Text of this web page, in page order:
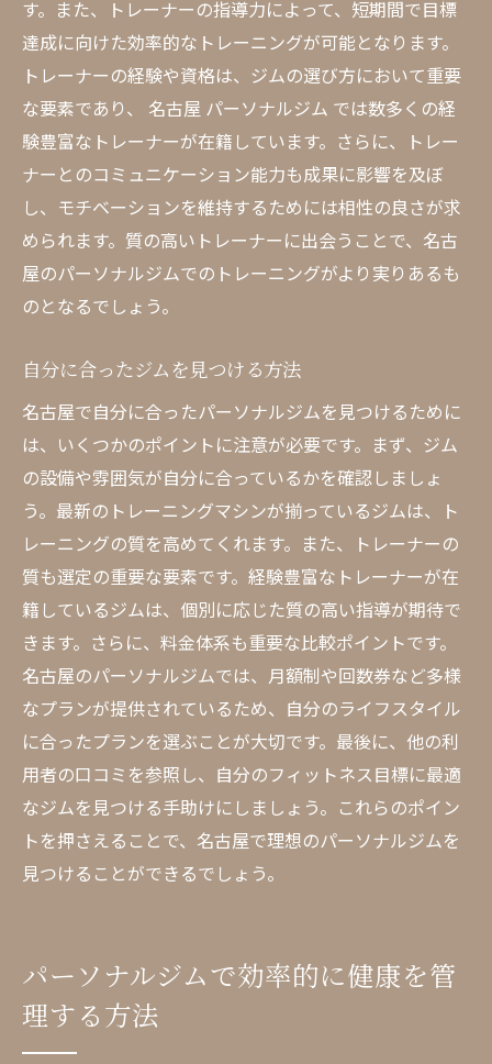
す。また、トレーナーの指導力によって、短期間で目標
達成に向けた効率的なトレーニングが可能となります。
トレーナーの経験や資格は、ジムの選び方において重要
な要素であり、 名古屋 パーソナルジム では数多くの経
験豊富なトレーナーが在籍しています。さらに、トレー
ナーとのコミュニケーション能力も成果に影響を及ぼ
し、モチベーションを維持するためには相性の良さが求
められます。質の高いトレーナーに出会うことで、名古
屋のパーソナルジムでのトレーニングがより実りあるも
のとなるでしょう。
自分に合ったジムを見つける方法
名古屋で自分に合ったパーソナルジムを見つけるために
は、いくつかのポイントに注意が必要です。まず、ジム
の設備や雰囲気が自分に合っているかを確認しましょ
う。最新のトレーニングマシンが揃っているジムは、ト
レーニングの質を高めてくれます。また、トレーナーの
質も選定の重要な要素です。経験豊富なトレーナーが在
籍しているジムは、個別に応じた質の高い指導が期待で
きます。さらに、料金体系も重要な比較ポイントです。
名古屋のパーソナルジムでは、月額制や回数券など多様
なプランが提供されているため、自分のライフスタイル
に合ったプランを選ぶことが大切です。最後に、他の利
用者の口コミを参照し、自分のフィットネス目標に最適
なジムを見つける手助けにしましょう。これらのポイン
トを押さえることで、名古屋で理想のパーソナルジムを
見つけることができるでしょう。
パーソナルジムで効率的に健康を管
理する方法